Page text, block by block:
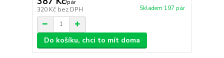
/pár
320 Kč bez DPH Skladem 197 pár
Do košíku, chci to mít doma